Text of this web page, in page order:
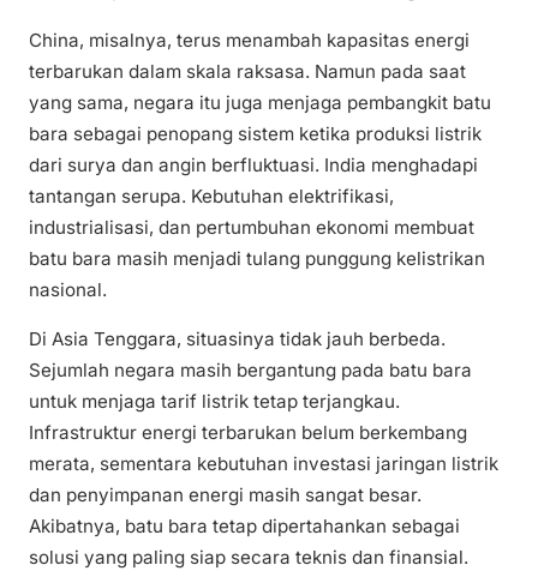
China, misalnya, terus menambah kapasitas energi
terbarukan dalam skala raksasa. Namun pada saat
yang sama, negara itu juga menjaga pembangkit batu
bara sebagai penopang sistem ketika produksi listrik
dari surya dan angin berfluktuasi. India menghadapi
tantangan serupa. Kebutuhan elektrifikasi,
industrialisasi, dan pertumbuhan ekonomi membuat
batu bara masih menjadi tulang punggung kelistrikan
nasional.
Di Asia Tenggara, situasinya tidak jauh berbeda.
Sejumlah negara masih bergantung pada batu bara
untuk menjaga tarif listrik tetap terjangkau.
Infrastruktur energi terbarukan belum berkembang
merata, sementara kebutuhan investasi jaringan listrik
dan penyimpanan energi masih sangat besar.
Akibatnya, batu bara tetap dipertahankan sebagai
solusi yang paling siap secara teknis dan finansial.